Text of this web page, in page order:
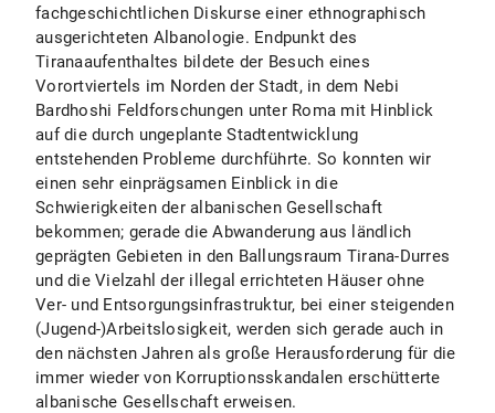
fachgeschichtlichen Diskurse einer ethnographisch
ausgerichteten Albanologie. Endpunkt des
Tiranaaufenthaltes bildete der Besuch eines
Vorortviertels im Norden der Stadt, in dem Nebi
Bardhoshi Feldforschungen unter Roma mit Hinblick
auf die durch ungeplante Stadtentwicklung
entstehenden Probleme durchführte. So konnten wir
einen sehr einprägsamen Einblick in die
Schwierigkeiten der albanischen Gesellschaft
bekommen; gerade die Abwanderung aus ländlich
geprägten Gebieten in den Ballungsraum Tirana-Durres
und die Vielzahl der illegal errichteten Häuser ohne
Ver- und Entsorgungsinfrastruktur, bei einer steigenden
(Jugend-)Arbeitslosigkeit, werden sich gerade auch in
den nächsten Jahren als große Herausforderung für die
immer wieder von Korruptionsskandalen erschütterte
albanische Gesellschaft erweisen.